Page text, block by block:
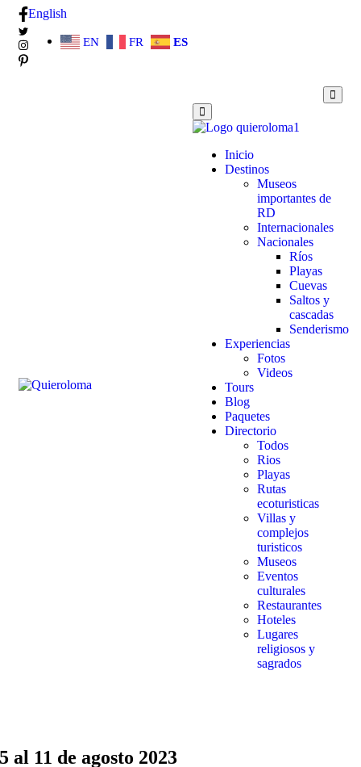
English
EN FR ES
Inicio
Destinos
Museos
importantes de
RD
Internacionales
Nacionales
Ríos
Playas
Cuevas
Saltos y
cascadas
Senderismo
Experiencias
Fotos
Videos
Tours
Blog
Paquetes
Directorio
Todos
Rios
Playas
Rutas
ecoturisticas
Villas y
complejos
turisticos
Museos
Eventos
culturales
Restaurantes
Hoteles
Lugares
religiosos y
sagrados
al 11 de agosto 2023